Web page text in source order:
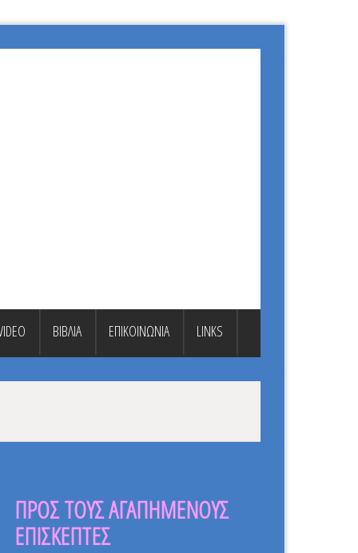
ΒΙΒΛΙΑ ΕΠΙΚΟΙΝΩΝΙΑ LINKS
ΠΡΟΣ ΤΟΥΣ ΑΓΑΠΗΜΕΝΟΥΣ
ΕΠΙΣΚΕΠΤΕΣ